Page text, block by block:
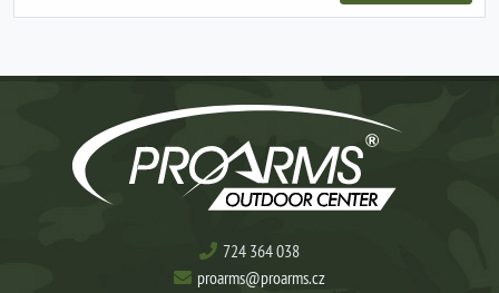
724 364 038
proarms@proarms.cz